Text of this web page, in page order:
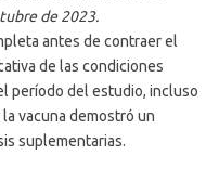
de 2023.
antes de contraer el
de las condiciones
período del estudio, incluso
vacuna demostró un
suplementarias.